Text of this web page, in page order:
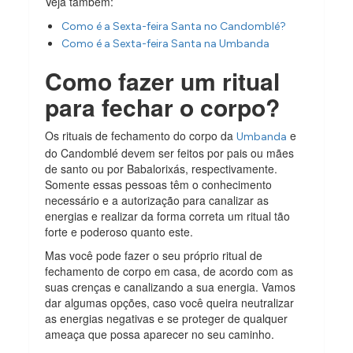
Como é a Sexta-feira Santa no Candomblé?
Como é a Sexta-feira Santa na Umbanda
Como fazer um ritual
para fechar o corpo?
Os rituais de fechamento do corpo daUmbanda e
do Candomblé devem ser feitos por pais ou mães
de santo ou por Babalorixás, respectivamente.
Somente essas pessoas têm o conhecimento
necessário e a autorização para canalizar as
energias e realizar da forma correta um ritual tão
forte e poderoso quanto este.
Mas você pode fazer o seu próprio ritual de
fechamento de corpo em casa, de acordo com as
suas crenças e canalizando a sua energia. Vamos
dar algumas opções, caso você queira neutralizar
as energias negativas e se proteger de qualquer
ameaça que possa aparecer no seu caminho.